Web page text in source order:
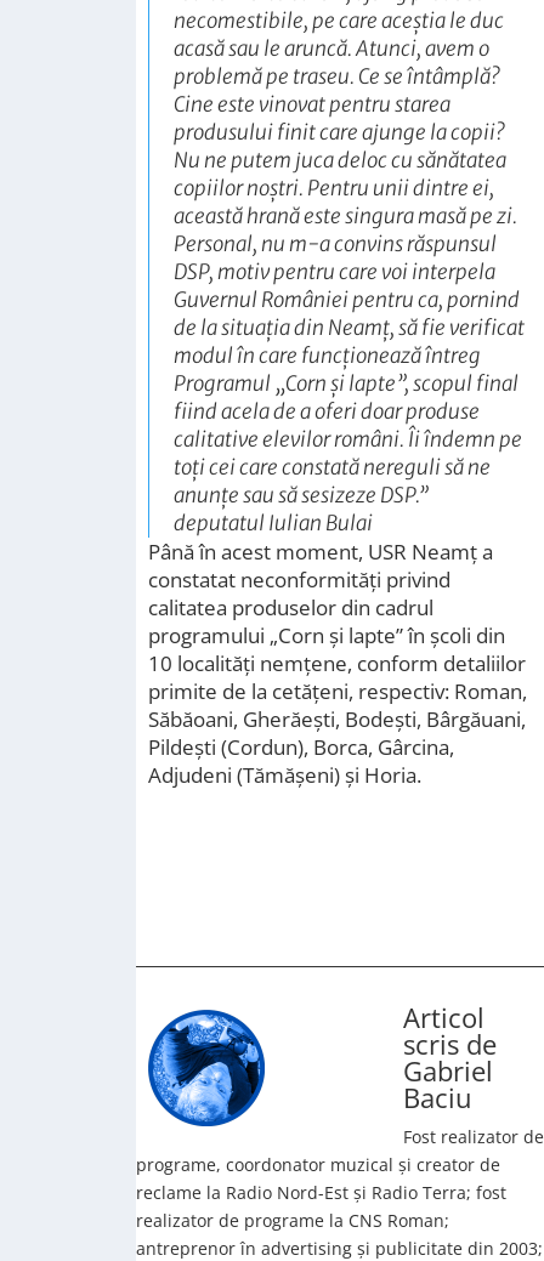
necomestibile, pe care aceștia le duc
acasă sau le aruncă. Atunci, avem o
problemă pe traseu. Ce se întâmplă?
Cine este vinovat pentru starea
produsului finit care ajunge la copii?
Nu ne putem juca deloc cu sănătatea
copiilor noștri. Pentru unii dintre ei,
această hrană este singura masă pe zi.
Personal, nu m-a convins răspunsul
DSP, motiv pentru care voi interpela
Guvernul României pentru ca, pornind
de la situația din Neamț, să fie verificat
modul în care funcționează întreg
Programul „Corn și lapte”, scopul final
fiind acela de a oferi doar produse
calitative elevilor români. Îi îndemn pe
toți cei care constată nereguli să ne
anunțe sau să sesizeze DSP.”
deputatul Iulian Bulai
Până în acest moment, USR Neamț a
constatat neconformități privind
calitatea produselor din cadrul
programului „Corn și lapte” în școli din
10 localități nemțene, conform detaliilor
primite de la cetățeni, respectiv: Roman,
Săbăoani, Gherăești, Bodești, Bârgăuani,
Pildești (Cordun), Borca, Gârcina,
Adjudeni (Tămășeni) și Horia.
Articol
scris de
Gabriel
Baciu
Fost realizator de
programe, coordonator muzical și creator de
reclame la Radio Nord-Est și Radio Terra; fost
realizator de programe la CNS Roman;
antreprenor în advertising și publicitate din 2003;